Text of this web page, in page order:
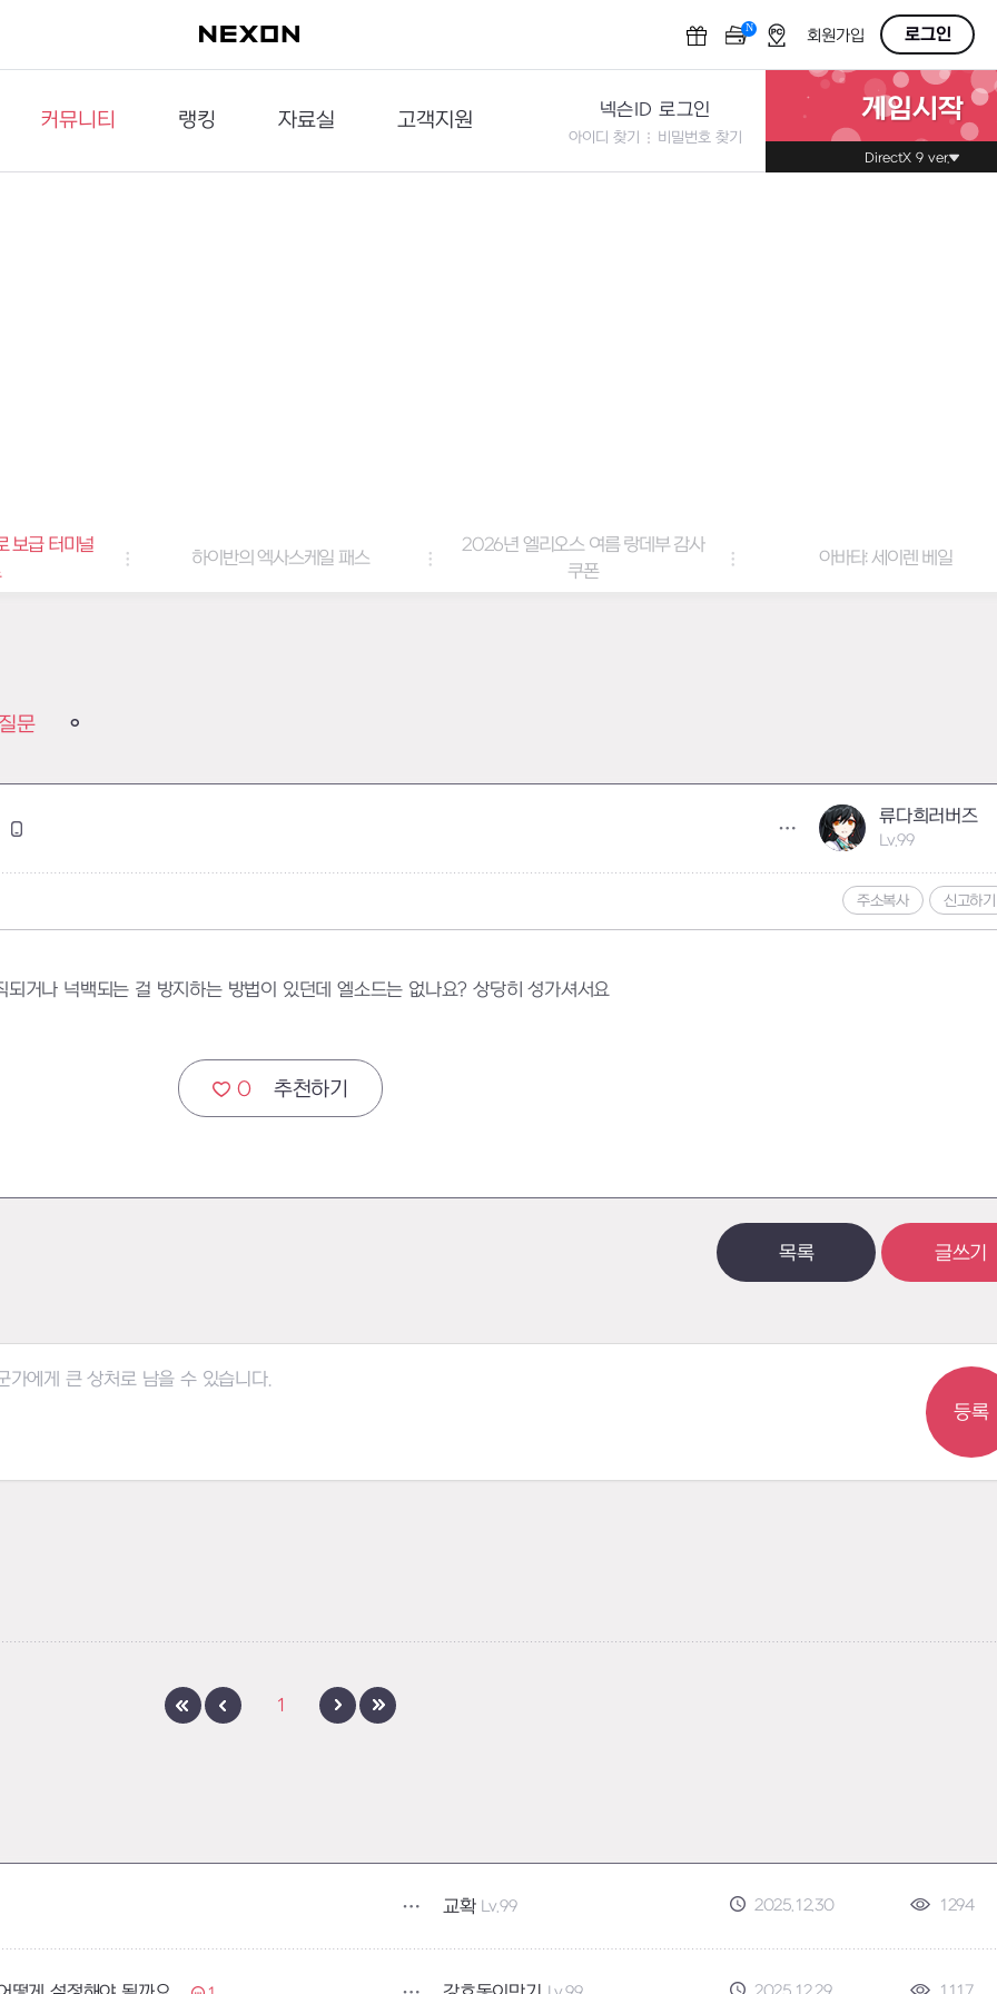
N OFF회원가입 로그인
커뮤니티
이슈게시판
랭킹
던전랭킹
자료실
다운로드
고객지원
문의하기
넥슨ID 로그인
아이디 찾기 비밀번호 찾기
게임시작
DirectX 9 ver.
보급 터미널
하이반의 엑사스케일 패스
2026년 엘리오스 여름 랑데부 감사
쿠폰
아바타: 세이렌 베일
문
류다희러버즈
Lv.99
주소복사 신고하기
거나 넉백되는 걸 방지하는 방법이 있던데 엘소드는 없나요? 상당히 성가셔서요
0 추천하기
목록 글쓰기
등록
1
교확 Lv.99 2025.12.30 1294